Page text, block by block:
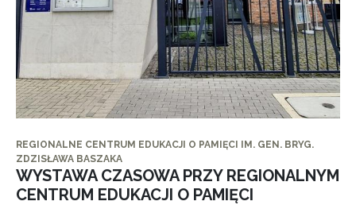
REGIONALNE CENTRUM EDUKACJI O PAMIĘCI IM. GEN. BRYG.
ZDZISŁAWA BASZAKA
WYSTAWA CZASOWA PRZY REGIONALNYM
CENTRUM EDUKACJI O PAMIĘCI